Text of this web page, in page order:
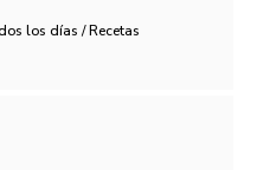
los días / Recetas